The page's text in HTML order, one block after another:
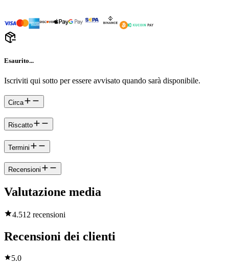
Esaurito...
Iscriviti qui sotto per essere avvisato quando sarà disponibile.
Circa
Riscatto
Termini
Recensioni
Valutazione media
4.512 recensioni
Recensioni dei clienti
5.0